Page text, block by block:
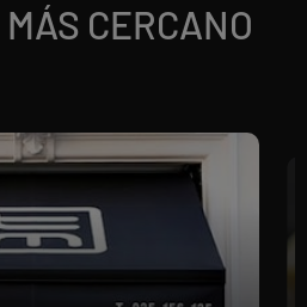
CERCANO